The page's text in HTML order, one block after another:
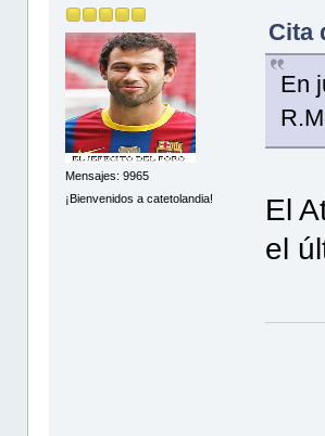
Mensajes: 9965
¡Bienvenidos a catetolandia!
Cita
En
El
el